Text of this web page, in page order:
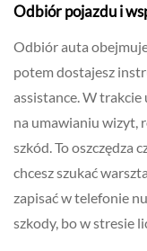
Odbiór pojazdu i
Odbiór auta
potem dostajesz
assistance. W
na umawianiu wizyt,
szkód. To oszczędza
chcesz szukać
zapisać w telefonie
szkody, bo w stresie